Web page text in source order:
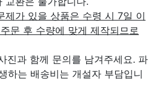
제가 있을 상품은 수령 시 7일 이
문 후 수량에 맞게 제작되므로
진과 함께 문의를 남겨주세요. 파
하는 배송비는 개설자 부담입니